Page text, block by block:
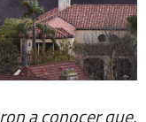
a conocer que,